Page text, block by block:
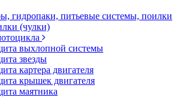
гидропаки, питьевые системы, поилки
(чулки)
выхлопной системы
звезды
картера двигателя
крышек двигателя
маятника